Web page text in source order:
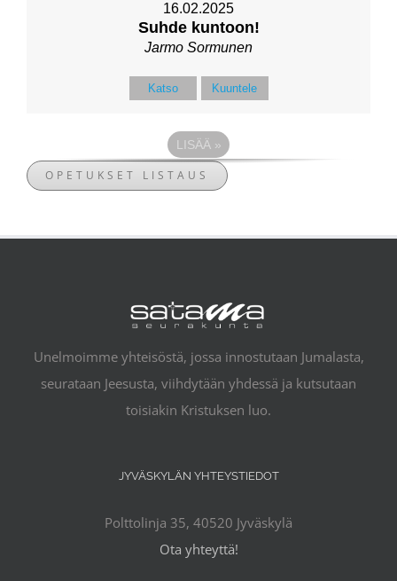
16.02.2025
Suhde kuntoon!
Jarmo Sormunen
Katso Kuuntele
LISÄÄ »
OPETUKSET LISTAUS
Unelmoimme yhteisöstä, jossa innostutaan Jumalasta,
seurataan Jeesusta, viihdytään yhdessä ja kutsutaan
toisiakin Kristuksen luo.
JYVÄSKYLÄN YHTEYSTIEDOT
Polttolinja 35, 40520 Jyväskylä
Ota yhteyttä!